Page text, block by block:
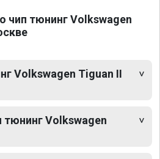
чип тюнинг Volkswagen
Volkswagen Tiguan II
тюнинг Volkswagen